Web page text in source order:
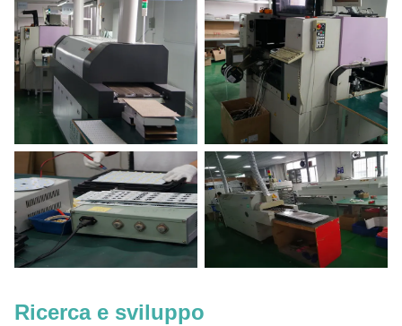
Ricerca e sviluppo